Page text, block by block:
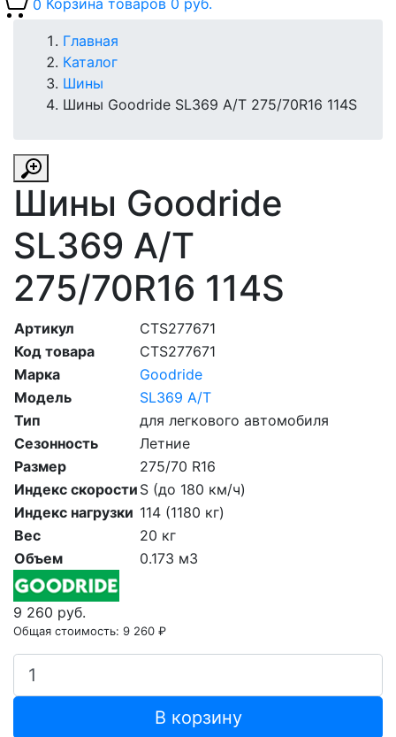
0 Корзина товаров 0 руб.
Главная
Каталог
Шины
Шины Goodride SL369 A/T 275/70R16 114S
Шины Goodride
SL369 A/T
275/70R16 114S
Артикул
CTS277671
Код товара
CTS277671
Марка
Goodride
Модель
SL369 A/T
Тип
для легкового автомобиля
Сезонность
Летние
Размер
275/70 R16
Индекс скорости S (до 180 км/ч)
Индекс нагрузки 114 (1180 кг)
Вес
20 кг
Объем
0.173 м3
9 260 руб.
Общая стоимость: 9 260 ₽
В корзину